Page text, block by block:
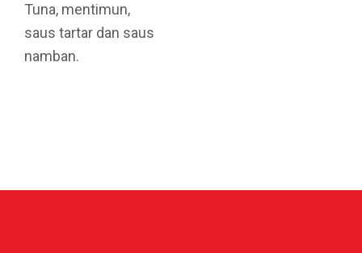
Tuna, mentimun,
saus tartar dan saus
namban.